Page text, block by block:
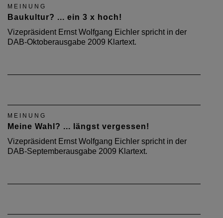
MEINUNG
Baukultur? ... ein 3 x hoch!
Vizepräsident Ernst Wolfgang Eichler spricht in der
DAB-Oktoberausgabe 2009 Klartext.
MEINUNG
Meine Wahl? ... längst vergessen!
Vizepräsident Ernst Wolfgang Eichler spricht in der
DAB-Septemberausgabe 2009 Klartext.